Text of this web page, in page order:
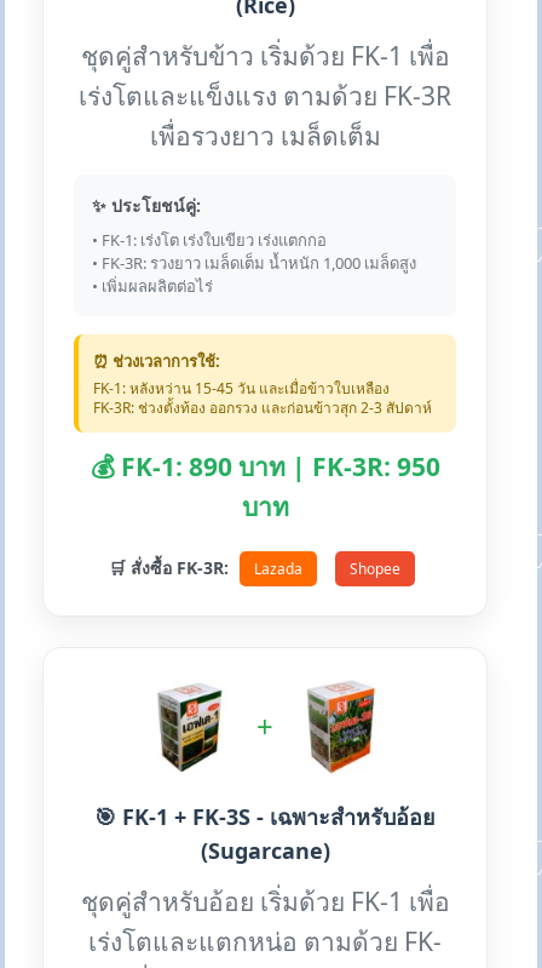
ชุดคู่สำหรับข้าว เริ่มด้วย FK-1 เพื่อ
เร่งโตและแข็งแรง ตามด้วย FK-3R
เพื่อรวงยาว เมล็ดเต็ม
✨ ประโยชน์คู่:
• FK-1: เร่งโต เร่งใบเขียว เร่งแตกกอ
• FK-3R: รวงยาว เมล็ดเต็ม น้ำหนัก 1,000 เมล็ดสูง
• เพิ่มผลผลิตต่อไร่
⏰ ช่วงเวลาการใช้:
FK-1: หลังหว่าน 15-45 วัน และเมื่อข้าวใบเหลือง
FK-3R: ช่วงตั้งท้อง ออกรวง และก่อนข้าวสุก 2-3 สัปดาห์
💰 FK-1: 890 บาท | FK-3R: 950
บาท
🛒 สั่งซื้อ FK-3R: Lazada Shopee
+
🎯 FK-1 + FK-3S - เฉพาะสำหรับอ้อย
(Sugarcane)
ชุดคู่สำหรับอ้อย เริ่มด้วย FK-1 เพื่อ
เร่งโตและแตกหน่อ ตามด้วย FK-